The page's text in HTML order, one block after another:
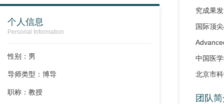
个人信息
Personal Information
性别：男
导师类型：博导
职称：教授
究成果
国际顶
中国医
北京市
团队